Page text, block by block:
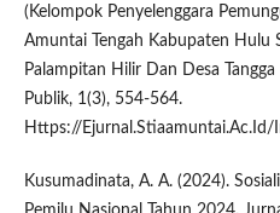
(Kelompok Penyelenggara
Amuntai Tengah Kabupaten Hulu
Palampitan Hilir Dan Desa
Publik, 1(3), 554-564.
Https://
Kusumadinata, A. A. (2024).